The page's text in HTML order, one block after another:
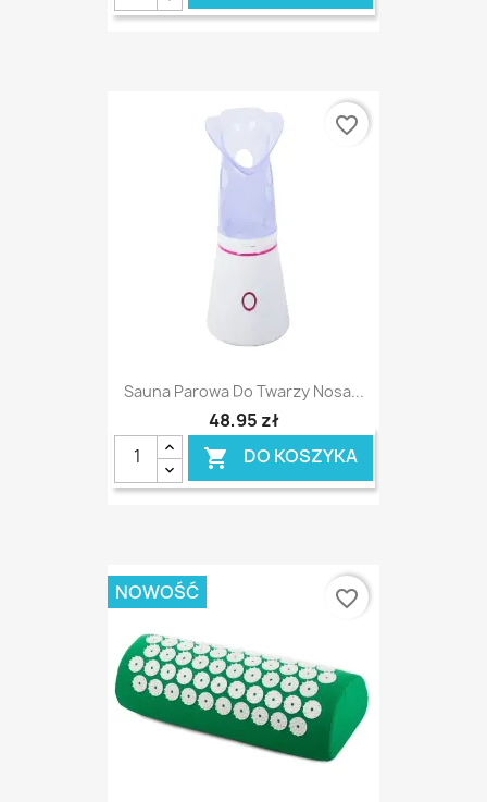
Sauna Parowa Do Twarzy Nosa...
48,95 zł
 DO KOSZYKA
favorite_border
NOWOŚĆ favorite_border